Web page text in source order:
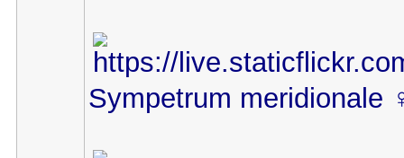
Sympetrum meridionale